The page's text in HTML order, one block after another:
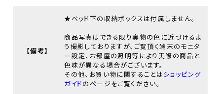
【備考】
★ベッド下の収納ボックスは付属しません。
商品写真はできる限り実物の色に近づけるよ
う撮影しておりますが、ご覧頂く端末のモニタ
ー設定、お部屋の照明等により実際の商品と
色味が異なる場合がございます。
その他、お買い物に関することはショッピング
ガイドのページをご覧ください。